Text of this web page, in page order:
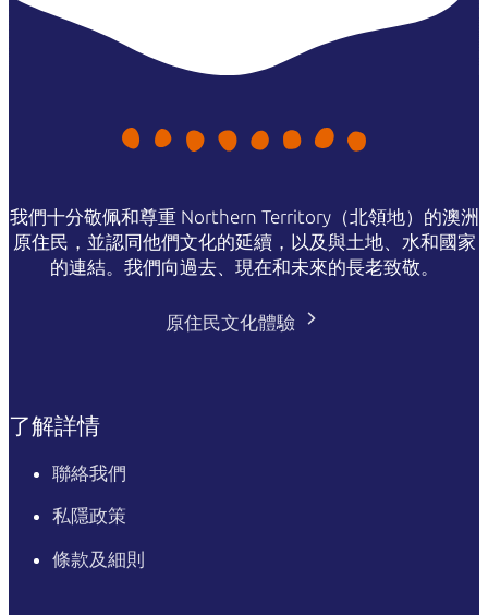
我們十分敬佩和尊重 Northern Territory（北領地）的澳洲
原住民，並認同他們文化的延續，以及與土地、水和國家
的連結。我們向過去、現在和未來的長老致敬。
原住民文化體驗
了解詳情
聯絡我們
私隱政策
條款及細則